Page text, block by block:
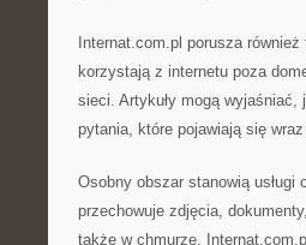
Internat.com.pl porusza
korzystają z internetu poza
sieci. Artykuły mogą wyjaśniać,
pytania, które pojawiają się
Osobny obszar stanowią
przechowuje zdjęcia,
także w chmurze.